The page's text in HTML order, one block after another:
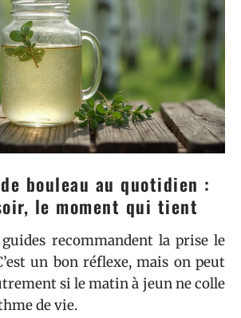
bouleau au quotidien :
le moment qui tient
recommandent la prise le
un bon réflexe, mais on peut
si le matin à jeun ne colle
de vie.